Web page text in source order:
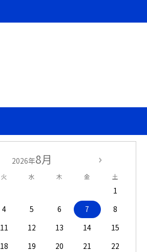
2026年8月
火 水 木 金 土
1
4 5 6 7
8
11 12 13 14
15
18 19 20 21
22